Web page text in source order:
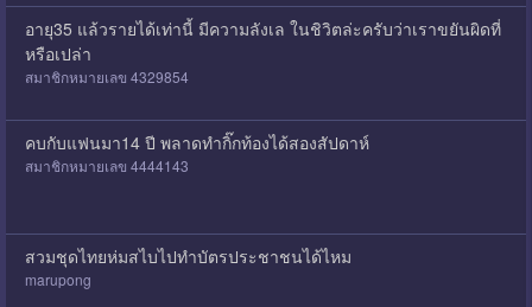
อายุ35 แล้วรายได้เท่านี้ มีความลังเล ในชิวิตล่ะครับว่าเราขยันผิดที่
หรือเปล่า
สมาชิกหมายเลข 4329854
คบกับแฟนมา14 ปี พลาดทำกิ๊กท้องได้สองสัปดาห์
สมาชิกหมายเลข 4444143
สวมชุดไทยห่มสไบไปทำบัตรประชาชนได้ไหม
marupong